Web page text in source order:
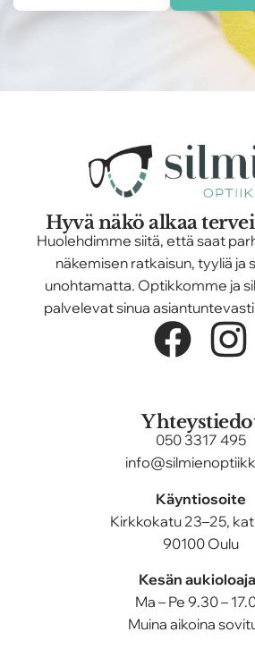
Hyvä näkö alkaa
Huolehdimme siitä, että saat
näkemisen ratkaisun, tyyliä ja
unohtamatta. Optikkomme ja
palvelevat sinua
050 3317 495
Käyntiosoite
Kirkkokatu 23–25,
90100 Oulu
Kesän
Ma – Pe 9.30 –
Muina aikoina